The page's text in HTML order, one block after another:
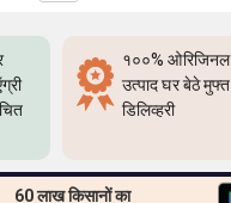
१००% ओरिजिनल
उत्पाद घर बेठे मुफ्त
डिलिव्हरी
60 लाख किसानों का